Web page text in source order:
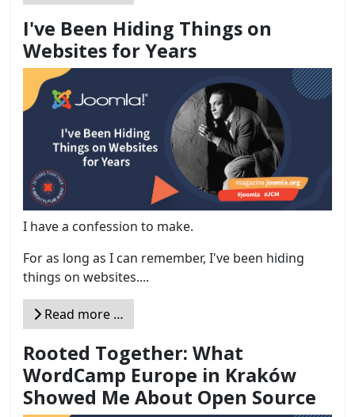
I've Been Hiding Things on
Websites for Years
I have a confession to make.
For as long as I can remember, I've been hiding
things on websites....
Read more …
Rooted Together: What
WordCamp Europe in Kraków
Showed Me About Open Source